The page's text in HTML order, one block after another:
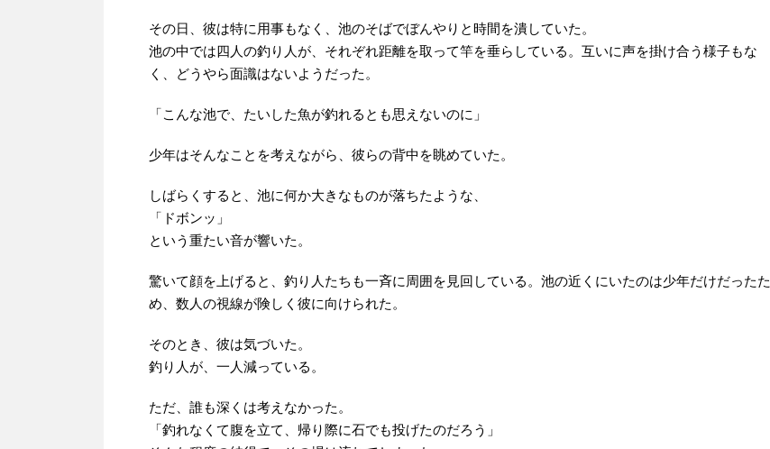
その日、彼は特に用事もなく、池のそばでぼんやりと時間を潰していた。
池の中では四人の釣り人が、それぞれ距離を取って竿を垂らしている。互いに声を掛け合う様子もな
く、どうやら面識はないようだった。
「こんな池で、たいした魚が釣れるとも思えないのに」
少年はそんなことを考えながら、彼らの背中を眺めていた。
しばらくすると、池に何か大きなものが落ちたような、
「ドボンッ」
という重たい音が響いた。
驚いて顔を上げると、釣り人たちも一斉に周囲を見回している。池の近くにいたのは少年だけだったた
め、数人の視線が険しく彼に向けられた。
そのとき、彼は気づいた。
釣り人が、一人減っている。
ただ、誰も深くは考えなかった。
「釣れなくて腹を立て、帰り際に石でも投げたのだろう」